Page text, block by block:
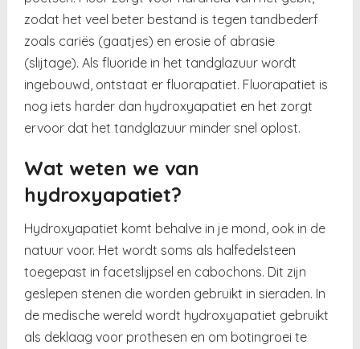
zodat het veel beter bestand is tegen tandbederf
zoals cariës (gaatjes) en erosie of abrasie
(slijtage). Als fluoride in het tandglazuur wordt
ingebouwd, ontstaat er fluorapatiet. Fluorapatiet is
nog iets harder dan hydroxyapatiet en het zorgt
ervoor dat het tandglazuur minder snel oplost.
Wat weten we van
hydroxyapatiet?
Hydroxyapatiet komt behalve in je mond, ook in de
natuur voor. Het wordt soms als halfedelsteen
toegepast in facetslijpsel en cabochons. Dit zijn
geslepen stenen die worden gebruikt in sieraden. In
de medische wereld wordt hydroxyapatiet gebruikt
als deklaag voor prothesen en om botingroei te